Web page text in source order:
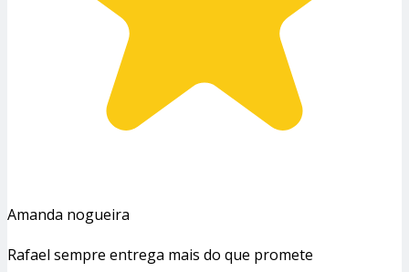
Amanda nogueira
Rafael sempre entrega mais do que promete